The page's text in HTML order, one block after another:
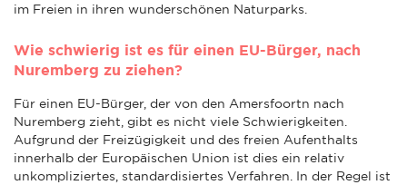
im Freien in ihren wunderschönen Naturparks.
Wie schwierig ist es für einen EU-Bürger, nach
Nuremberg zu ziehen?
Für einen EU-Bürger, der von den Amersfoortn nach
Nuremberg zieht, gibt es nicht viele Schwierigkeiten.
Aufgrund der Freizügigkeit und des freien Aufenthalts
innerhalb der Europäischen Union ist dies ein relativ
unkompliziertes, standardisiertes Verfahren. In der Regel ist